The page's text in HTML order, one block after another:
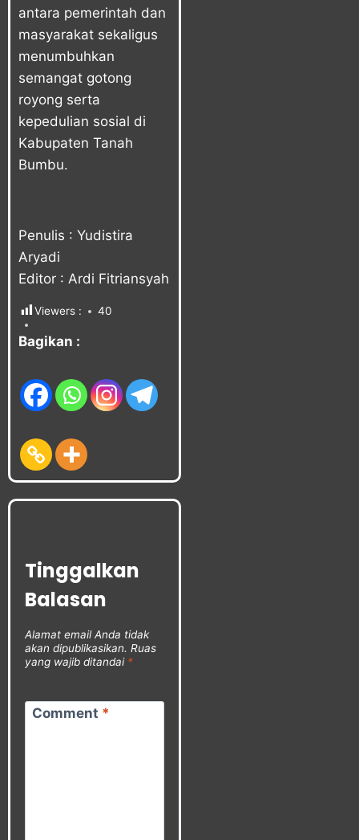
antara pemerintah dan
masyarakat sekaligus
menumbuhkan
semangat gotong
royong serta
kepedulian sosial di
Kabupaten Tanah
Bumbu.
Penulis : Yudistira
Aryadi
Editor : Ardi Fitriansyah
Viewers : 40
Bagikan :
Tinggalkan
Balasan
Alamat email Anda tidak
akan dipublikasikan. Ruas
yang wajib ditandai *
Comment *